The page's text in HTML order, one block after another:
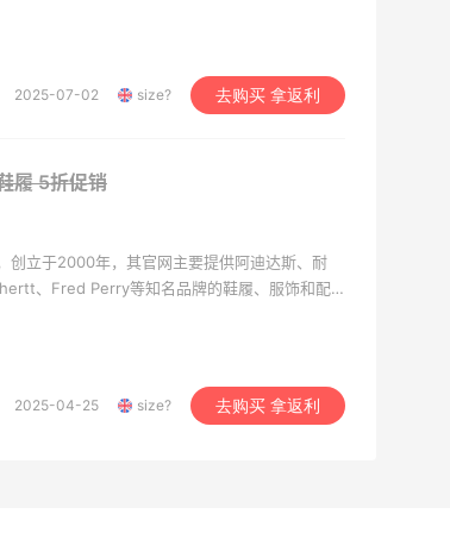
2025-07-02 size? 去购买 拿返利
履5折促销
创立于2000年，其官网主要提供阿迪达斯、耐
、Fred Perry等知名品牌的鞋履、服饰和配
2025-04-25 size? 去购买 拿返利